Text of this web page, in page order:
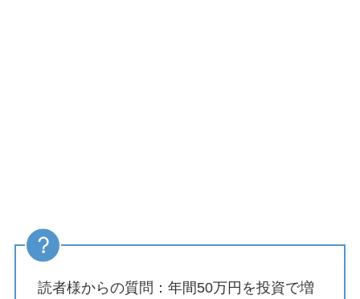
読者様からの質問：年間50万円を投資で増